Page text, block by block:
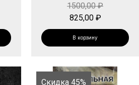
1500,00₽
825,00 ₽
В корзину
Скидка 45%